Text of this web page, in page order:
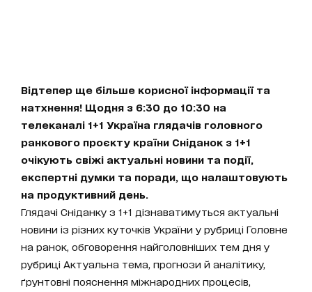
Відтепер ще більше корисної інформації та
натхнення! Щодня з 6:30 до 10:30 на
телеканалі 1+1 Україна глядачів головного
ранкового проєкту країни Сніданок з 1+1
очікують свіжі актуальні новини та події,
експертні думки та поради, що налаштовують
на продуктивний день.
Глядачі Сніданку з 1+1 дізнаватимуться актуальні
новини із різних куточків України у рубриці Головне
на ранок, обговорення найголовніших тем дня у
рубриці Актуальна тема, прогнози й аналітику,
ґрунтовні пояснення міжнародних процесів,